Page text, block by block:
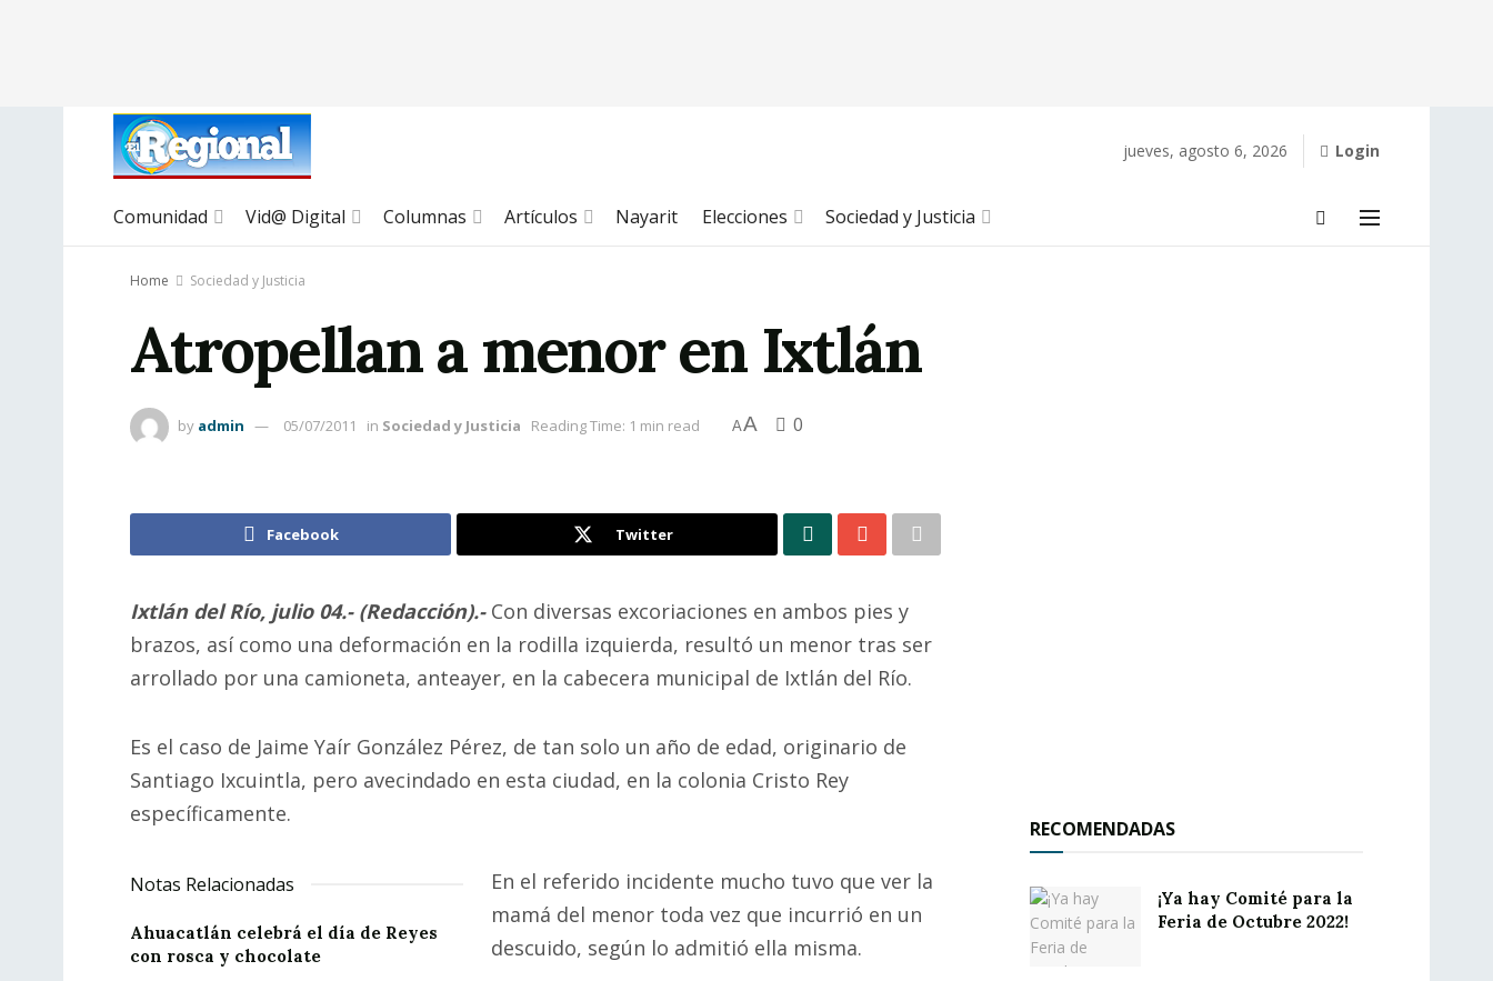
jueves, agosto 6, 2026 Login
Comunidad Vid@ Digital Columnas Artículos Nayarit Elecciones Sociedad y Justicia
Home Sociedad y Justicia
Atropellan a menor en Ixtlán
by admin 05/07/2011 in Sociedad y Justicia Reading Time: 1 min read AA 0
Facebook Twitter
Ixtlán del Río, julio 04.- (Redacción).- Con diversas excoriaciones en ambos pies y
brazos, así como una deformación en la rodilla izquierda, resultó un menor tras ser
arrollado por una camioneta, anteayer, en la cabecera municipal de Ixtlán del Río.
Es el caso de Jaime Yaír González Pérez, de tan solo un año de edad, originario de
Santiago Ixcuintla, pero avecindado en esta ciudad, en la colonia Cristo Rey
específicamente.
Notas Relacionadas
Ahuacatlán celebrá el día de Reyes
con rosca y chocolate
En el referido incidente mucho tuvo que ver la
mamá del menor toda vez que incurrió en un
descuido, según lo admitió ella misma.
RECOMENDADAS
¡Ya hay Comité para la
Feria de Octubre 2022!